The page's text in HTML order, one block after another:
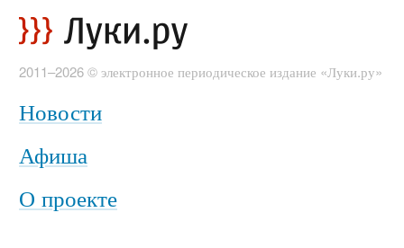
2011–2026 © электронное периодическое издание «Луки.ру»
Новости
Афиша
О проекте